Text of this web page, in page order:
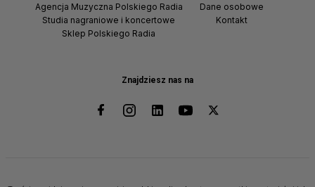
Znajdziesz nas na
Agencja Muzyczna Polskiego Radia
Studia nagraniowe i koncertowe
Sklep Polskiego Radia
Dane osobowe
Kontakt